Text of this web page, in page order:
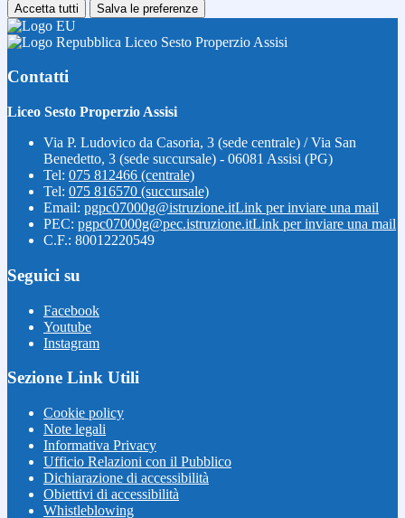
Accetta tutti Salva le preferenze
Liceo Sesto Properzio Assisi
Contatti
Liceo Sesto Properzio Assisi
Via P. Ludovico da Casoria, 3 (sede centrale) / Via San
Benedetto, 3 (sede succursale) - 06081 Assisi (PG)
Tel: 075 812466 (centrale)
Tel: 075 816570 (succursale)
Email: pgpc07000g@istruzione.itLink per inviare una mail
PEC: pgpc07000g@pec.istruzione.itLink per inviare una mail
C.F.: 80012220549
Seguici su
Facebook
Youtube
Instagram
Sezione Link Utili
Cookie policy
Note legali
Informativa Privacy
Ufficio Relazioni con il Pubblico
Dichiarazione di accessibilità
Obiettivi di accessibilità
Whistleblowing